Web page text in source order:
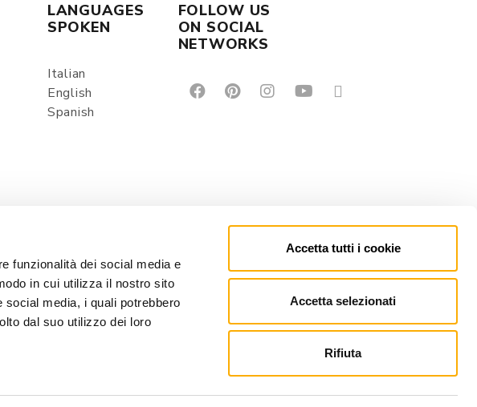
funzionalità dei social media e
in cui utilizza il nostro sito
media, i quali potrebbero
dal suo utilizzo dei loro
Accetta tutti i cookie
Accetta selezionati
Rifiuta
LANGUAGES
SPOKEN
Italian
English
Spanish
FOLLOW US
ON SOCIAL
NETWORKS
- ITALIA | TELEFONO: +39 0434 623137 | P.IVA: 00121150932